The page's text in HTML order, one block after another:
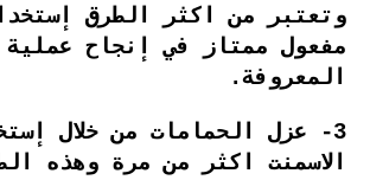
وتعتبر من اكثر الطرق
مفعول ممتاز في إنجاح عملية
المعروفة.
3- عزل الحمامات من خلال
الاسمنت اكثر من مرة وهذه